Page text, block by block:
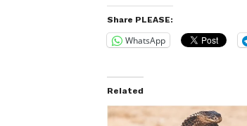
Share PLEASE:
WhatsApp
Related